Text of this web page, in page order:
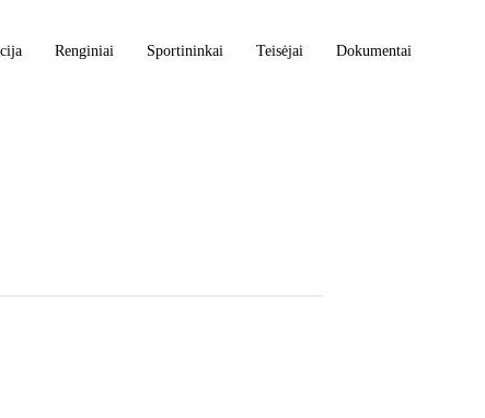
Renginiai Sportininkai Teisėjai Dokumentai